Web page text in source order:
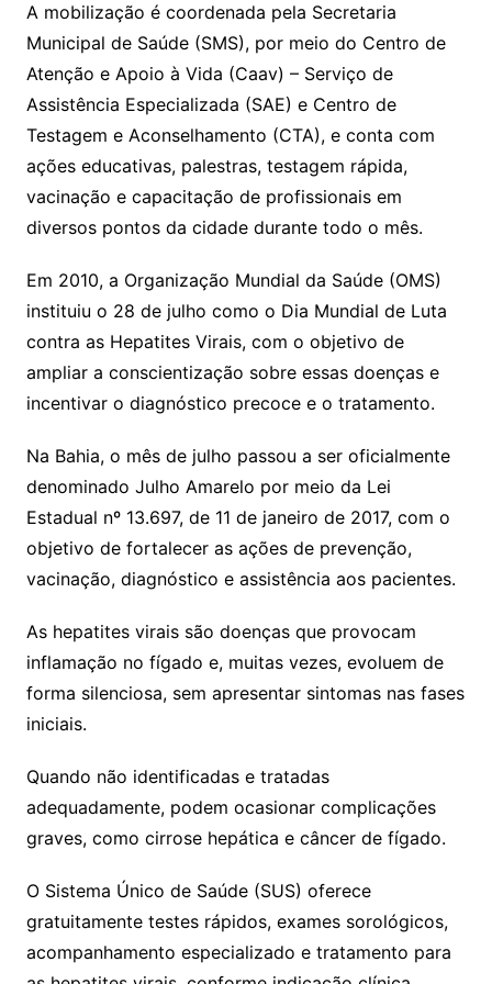
A mobilização é coordenada pela Secretaria
Municipal de Saúde (SMS), por meio do Centro de
Atenção e Apoio à Vida (Caav) – Serviço de
Assistência Especializada (SAE) e Centro de
Testagem e Aconselhamento (CTA), e conta com
ações educativas, palestras, testagem rápida,
vacinação e capacitação de profissionais em
diversos pontos da cidade durante todo o mês.
Em 2010, a Organização Mundial da Saúde (OMS)
instituiu o 28 de julho como o Dia Mundial de Luta
contra as Hepatites Virais, com o objetivo de
ampliar a conscientização sobre essas doenças e
incentivar o diagnóstico precoce e o tratamento.
Na Bahia, o mês de julho passou a ser oficialmente
denominado Julho Amarelo por meio da Lei
Estadual nº 13.697, de 11 de janeiro de 2017, com o
objetivo de fortalecer as ações de prevenção,
vacinação, diagnóstico e assistência aos pacientes.
As hepatites virais são doenças que provocam
inflamação no fígado e, muitas vezes, evoluem de
forma silenciosa, sem apresentar sintomas nas fases
iniciais.
Quando não identificadas e tratadas
adequadamente, podem ocasionar complicações
graves, como cirrose hepática e câncer de fígado.
O Sistema Único de Saúde (SUS) oferece
gratuitamente testes rápidos, exames sorológicos,
acompanhamento especializado e tratamento para